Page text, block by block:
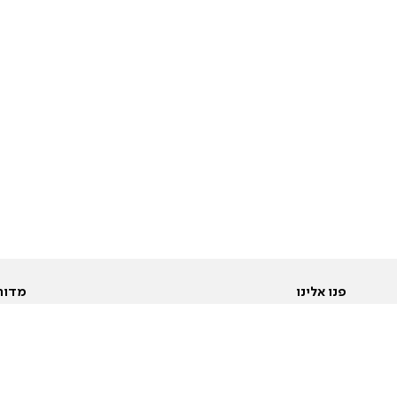
פנו אלינו